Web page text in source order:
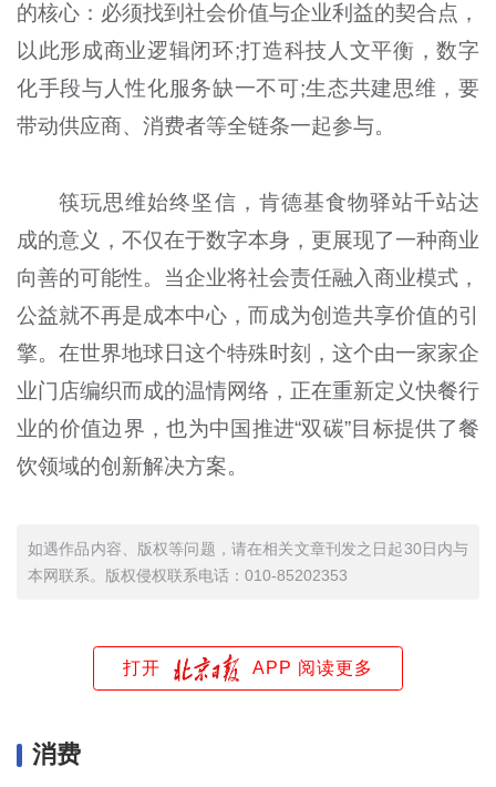
的核心：必须找到社会价值与企业利益的契合点，
以此形成商业逻辑闭环;打造科技人文平衡，数字
化手段与人性化服务缺一不可;生态共建思维，要
带动供应商、消费者等全链条一起参与。
筷玩思维始终坚信，肯德基食物驿站千站达
成的意义，不仅在于数字本身，更展现了一种商业
向善的可能性。当企业将社会责任融入商业模式，
公益就不再是成本中心，而成为创造共享价值的引
擎。在世界地球日这个特殊时刻，这个由一家家企
业门店编织而成的温情网络，正在重新定义快餐行
业的价值边界，也为中国推进“双碳”目标提供了餐
饮领域的创新解决方案。
如遇作品内容、版权等问题，请在相关文章刊发之日起30日内与
本网联系。版权侵权联系电话：010-85202353
打开 APP 阅读更多
消费